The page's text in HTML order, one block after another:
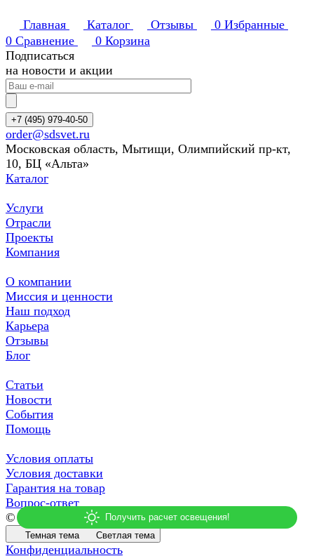
Главная Каталог Отзывы 0 Избранные
0 Сравнение 0 Корзина
Подписаться
на новости и акции
+7 (495) 979-40-50
order@sdsvet.ru
Московская область, Мытищи, Олимпийский пр-кт,
10, БЦ «Альта»
Каталог
Услуги
Отрасли
Проекты
Компания
О компании
Миссия и ценности
Наш подход
Карьера
Отзывы
Блог
Статьи
Новости
События
Помощь
Условия оплаты
Условия доставки
Гарантия на товар
Вопрос-ответ
© 2026 СДСВЕТ
Темная тема Светлая тема
Конфиденциальность